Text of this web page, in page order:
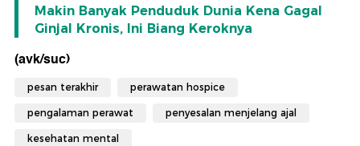
Makin Banyak Penduduk Dunia Kena Gagal
Ginjal Kronis, Ini Biang Keroknya
(avk/suc)
pesan terakhir perawatan hospice
pengalaman perawat penyesalan menjelang ajal
kesehatan mental